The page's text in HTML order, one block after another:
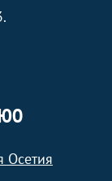
Осетия